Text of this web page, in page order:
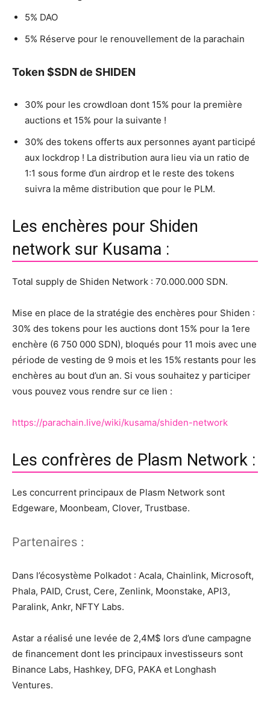
5% DAO
5% Réserve pour le renouvellement de la parachain
Token $SDN de SHIDEN
30% pour les crowdloan dont 15% pour la première
auctions et 15% pour la suivante !
30% des tokens offerts aux personnes ayant participé
aux lockdrop ! La distribution aura lieu via un ratio de
1:1 sous forme d’un airdrop et le reste des tokens
suivra la même distribution que pour le PLM.
Les enchères pour Shiden
network sur Kusama :
Total supply de Shiden Network : 70.000.000 SDN.
Mise en place de la stratégie des enchères pour Shiden :
30% des tokens pour les auctions dont 15% pour la 1ere
enchère (6 750 000 SDN), bloqués pour 11 mois avec une
période de vesting de 9 mois et les 15% restants pour les
enchères au bout d’un an. Si vous souhaitez y participer
vous pouvez vous rendre sur ce lien :
https://parachain.live/wiki/kusama/shiden-network
Les confrères de Plasm Network :
Les concurrent principaux de Plasm Network sont
Edgeware, Moonbeam, Clover, Trustbase.
Partenaires :
Dans l’écosystème Polkadot : Acala, Chainlink, Microsoft,
Phala, PAID, Crust, Cere, Zenlink, Moonstake, API3,
Paralink, Ankr, NFTY Labs.
Astar a réalisé une levée de 2,4M$ lors d’une campagne
de financement dont les principaux investisseurs sont
Binance Labs, Hashkey, DFG, PAKA et Longhash
Ventures.